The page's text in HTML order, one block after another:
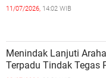
11/07/2026, 14:02 WIB
Menindak Lanjuti
Terpadu Tindak